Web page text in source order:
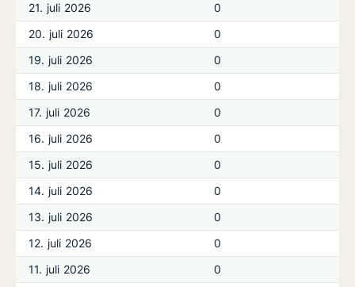
21. juli 2026
0
20. juli 2026
0
19. juli 2026
0
18. juli 2026
0
17. juli 2026
0
16. juli 2026
0
15. juli 2026
0
14. juli 2026
0
13. juli 2026
0
12. juli 2026
0
11. juli 2026
0